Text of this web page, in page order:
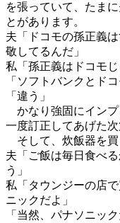
を張っていて、たま
とがあります。
夫「ドコモの孫正義
敬してるんだ」
私「孫正義はドコモ
「ソフトバンクとド
「違う」
かなり強固にインプ
一度訂正してあげた次
そして、炊飯器を買
夫「ご飯は毎日食べ
う」
私「タウンジーの店
ニックだよ」
「当然、パナソニック